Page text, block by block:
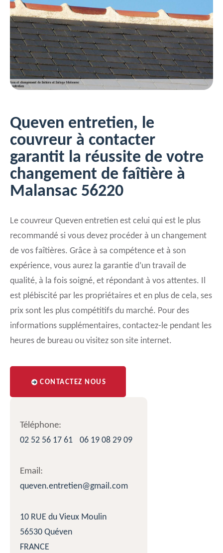
Queven entretien, le
couvreur à contacter
garantit la réussite de votre
changement de faîtière à
Malansac 56220
Le couvreur Queven entretien est celui qui est le plus
recommandé si vous devez procéder à un changement
de vos faîtières. Grâce à sa compétence et à son
expérience, vous aurez la garantie d’un travail de
qualité, à la fois soigné, et répondant à vos attentes. Il
est plébiscité par les propriétaires et en plus de cela, ses
prix sont les plus compétitifs du marché. Pour des
informations supplémentaires, contactez-le pendant les
heures de bureau ou visitez son site internet.
CONTACTEZ NOUS
Téléphone:
02 52 56 17 61
06 19 08 29 09
Email:
queven.entretien@gmail.com
10 RUE du Vieux Moulin
56530 Quéven
FRANCE